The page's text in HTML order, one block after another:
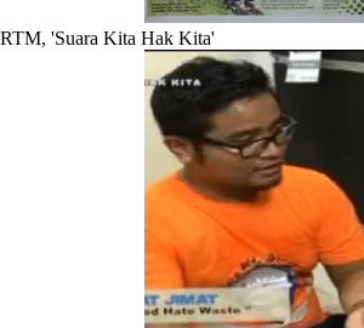
RTM, 'Suara Kita Hak Kita'